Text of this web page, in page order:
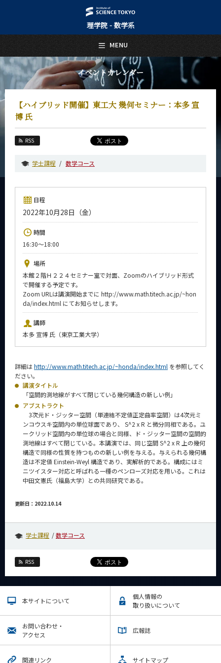
理学院 - 数学系
イベントカレンダー
【ハイブリッド開催】東工大 幾何セミナー：本多 宣
博 氏
RSS
学士課程 数学コース
日程
2022年10月28日（金）
時間
16:30～18:00
場所
本館２階Ｈ２２４セミナー室で対面、Zoomのハイブリッド形式
で開催する予定です。
Zoom URLは講演開始までに http://www.math.titech.ac.jp/~hon
da/index.html にてお知らせします。
講師
本多 宣博 氏（東京工業大学）
詳細はhttp://www.math.titech.ac.jp/~honda/index.html を参照してく
ださい。
講演タイトル
「空間的測地線がすべて閉じている幾何構造の新しい例」
アブストラクト
3次元ド・ジッター空間（単連結不定値正定曲率空間）は4次元ミ
ンコウスキ空間内の単位球面であり、 S^2 x R と微分同相である。ユ
ークリッド空間内の単位球の場合と同様、ド・ジッター空間の空間的
測地線はすべて閉じている。本講演では、同じ空間 S^2 x R 上の幾何
構造で同様の性質を持つものの新しい例を与える。与えられる幾何構
造は不定値 Einstein-Weyl 構造であり、実解析的である。構成にはミ
ニツイスター対応と呼ばれる一種のペンローズ対応を用いる。これは
中田文憲氏（福島大学）との共同研究である。
更新日：2022.10.14
学士課程 数学コース
RSS
本サイトについて
個人情報の
取り扱いについて
お問い合わせ・
アクセス
広報誌
関連リンク サイトマップ
MENU
日本語 English
トップページ
Top Page
数学系について
About Us
教育
Education
教員・研究室
Faculty and Laboratories
未来
Admissions
数学系 News
News
イベントカレンダー
Event Calendar
今後のイベント
今後の課程別イベント
年別アーカイブ
CLOSE